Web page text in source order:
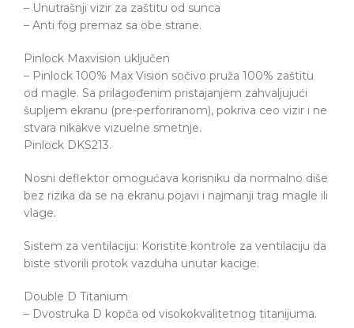
– Unutrašnji vizir za zaštitu od sunca
– Anti fog premaz sa obe strane.
Pinlock Maxvision uključen
– Pinlock 100% Max Vision sočivo pruža 100% zaštitu
od magle. Sa prilagođenim pristajanjem zahvaljujući
šupljem ekranu (pre-perforiranom), pokriva ceo vizir i ne
stvara nikakve vizuelne smetnje.
Pinlock DKS213.
Nosni deflektor omogućava korisniku da normalno diše
bez rizika da se na ekranu pojavi i najmanji trag magle ili
vlage.
Sistem za ventilaciju: Koristite kontrole za ventilaciju da
biste stvorili protok vazduha unutar kacige.
Double D Titanium
– Dvostruka D kopča od visokokvalitetnog titanijuma.